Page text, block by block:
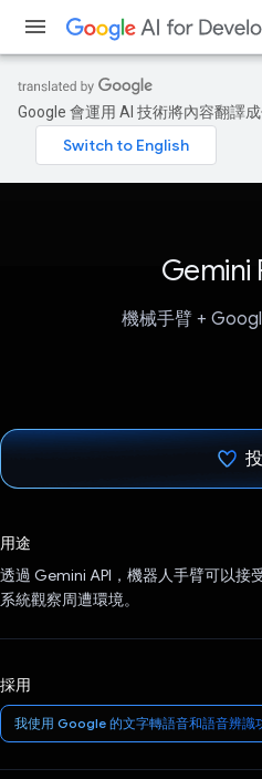
Google 會運用 AI 技術將內容翻譯
Gemini
機械手臂 +
用途
透過 Gemini API，機器人手臂可以接
系統觀察周遭環境。
採用
我使用 Google 的文字轉語音和語音辨識